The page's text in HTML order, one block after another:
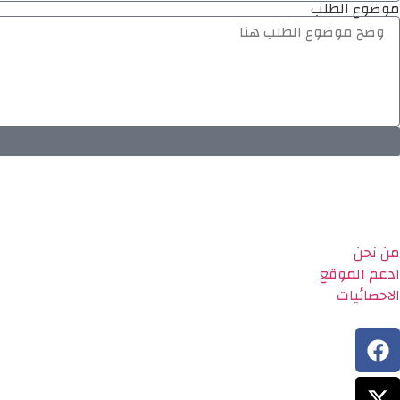
موضوع الطلب
من نحن
ادعم الموقع
الاحصائيات